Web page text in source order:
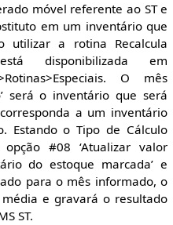
móvel referente ao ST e
em um inventário que
utilizar a rotina Recalcula
disponibilizada em
O mês
será o inventário que será
a um inventário
Estando o Tipo de Cálculo
opção #08 ‘Atualizar valor
do estoque marcada’ e
para o mês informado, o
e gravará o resultado
ST.